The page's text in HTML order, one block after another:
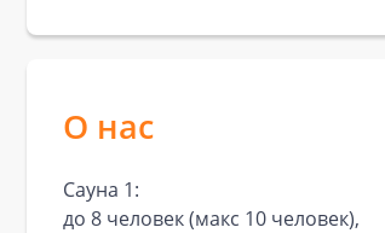
О нас
Сауна 1:
до 8 человек (макс 10 человек),